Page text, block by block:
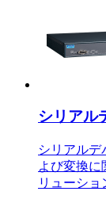
シリアル
シリアルデ
よび変換に
リューショ